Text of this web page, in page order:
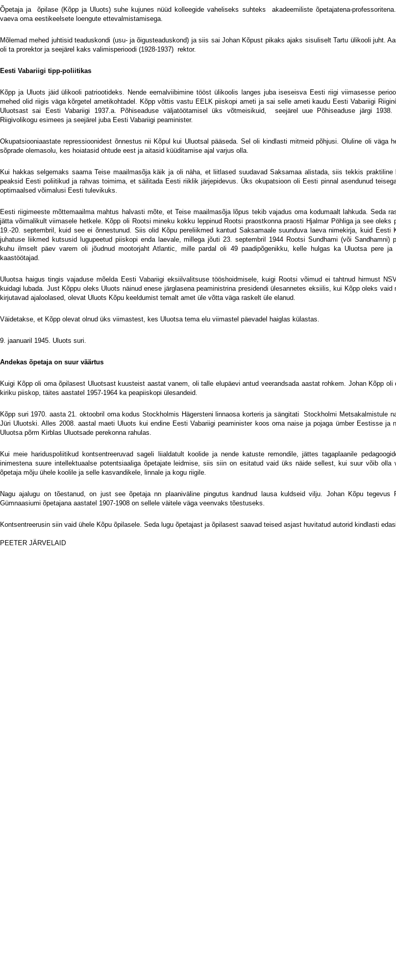
Õpetaja ja õpilase (Kõpp ja Uluots) suhe kujunes nüüd kolleegide vaheliseks suhteks
akadeemiliste õpetajatena-
vaeva oma eestikeelsete loengute ettevalmistamisega.
Mõlemad mehed juhtisid teaduskondi (usu- ja õigusteaduskond) ja siis sai Johan Kõpust pikaks ajaks sisuliselt Tartu ülikooli juht.
oli ta prorektor ja seejärel kaks valimisperioodi (1928-1937) rektor.
Eesti Vabariigi tipp-poliitikas
Kõpp ja Uluots jäid ülikooli patriootideks. Nende eemalviibimine tööst ülikoolis langes juba iseseisva Eesti riigi viimasesse
mehed olid riigis väga kõrgetel ametikohtadel. Kõpp võttis vastu EELK piiskopi ameti ja sai selle ameti kaudu Eesti Vabariigi
Uluotsast sai Eesti Vabariigi 1937.a. Põhiseaduse väljatöötamisel üks võtmeisikuid,
seejärel uue Põhiseaduse järgi
Riigivolikogu esimees ja seejärel juba Eesti Vabariigi peaminister.
Okupatsiooniaastate repressioonidest õnnestus nii Kõpul kui Uluotsal pääseda. Sel oli kindlasti mitmeid põhjusi. Oluline oli väga
sõprade olemasolu, kes hoiatasid ohtude eest ja aitasid küüditamise ajal varjus olla.
Kui hakkas selgemaks saama Teise maailmasõja käik ja oli näha, et liitlased suudavad Saksamaa alistada, siis tekkis praktiline
peaksid Eesti poliitikud ja rahvas toimima, et säilitada Eesti riiklik järjepidevus. Üks okupatsioon oli Eesti pinnal asendunud
optimaalsed võimalusi Eesti tulevikuks.
Eesti riigimeeste mõttemaailma mahtus halvasti mõte, et Teise maailmasõja lõpus tekib vajadus oma kodumaalt lahkuda. Seda
jätta võimalikult viimasele hetkele. Kõpp oli Rootsi mineku kokku leppinud Rootsi praostkonna praosti Hjalmar Pöhliga ja see oleks
19.-20. septembril, kuid see ei õnnestunud. Siis olid Kõpu pereliikmed kantud Saksamaale suunduva laeva nimekirja, kuid Eesti
juhatuse liikmed kutsusid lugupeetud piiskopi enda laevale, millega jõuti 23. septembril 1944 Rootsi Sundhami (või Sandhamni)
kuhu ilmselt päev varem oli jõudnud mootorjaht Atlantic, mille pardal oli 49 paadipõgenikku, kelle hulgas ka Uluotsa pere ja
kaastöötajad.
Uluotsa haigus tingis vajaduse mõelda Eesti Vabariigi eksiilvalitsuse tööshoidmisele, kuigi Rootsi võimud ei tahtnud hirmust
kuidagi lubada. Just Kõppu oleks Uluots näinud enese järglasena peaministrina presidendi ülesannetes eksiilis, kui Kõpp oleks vaid
kirjutavad ajaloolased, olevat Uluots Kõpu keeldumist temalt amet üle võtta väga raskelt üle elanud.
Väidetakse, et Kõpp olevat olnud üks viimastest, kes Uluotsa tema elu viimastel päevadel haiglas külastas.
9. jaanuaril 1945. Uluots suri.
Andekas õpetaja on suur väärtus
Kuigi Kõpp oli oma õpilasest Uluotsast kuusteist aastat vanem, oli talle elupäevi antud veerandsada aastat rohkem. Johan Kõpp
kiriku piiskop, täites aastatel 1957-1964 ka peapiiskopi ülesandeid.
Kõpp suri 1970. aasta 21. oktoobril oma kodus Stockholmis Hägersteni linnaosa korteris ja sängitati
Stockholmi Metsakalmistule
Jüri Uluotski. Alles 2008. aastal maeti Uluots kui endine Eesti Vabariigi peaminister koos oma naise ja pojaga ümber Eestisse ja
Uluotsa põrm Kirblas Uluotsade perekonna rahulas.
Kui meie hariduspoliitikud kontsentreeruvad sageli liialdatult koolide ja nende katuste remondile, jättes tagaplaanile
inimestena suure intellektuaalse potentsiaaliga õpetajate leidmise, siis siin on esitatud vaid üks näide sellest, kui suur võib olla
õpetaja mõju ühele koolile ja selle kasvandikele, linnale ja kogu riigile.
Nagu ajalugu on tõestanud, on just see õpetaja nn plaaniväline pingutus kandnud lausa kuldseid vilju. Johan Kõpu tegevus
Gümnaasiumi õpetajana aastatel 1907-1908 on sellele väitele väga veenvaks tõestuseks.
Kontsentreerusin siin vaid ühele Kõpu õpilasele. Seda lugu õpetajast ja õpilasest saavad teised asjast huvitatud autorid kindlasti
PEETER JÄRVELAID